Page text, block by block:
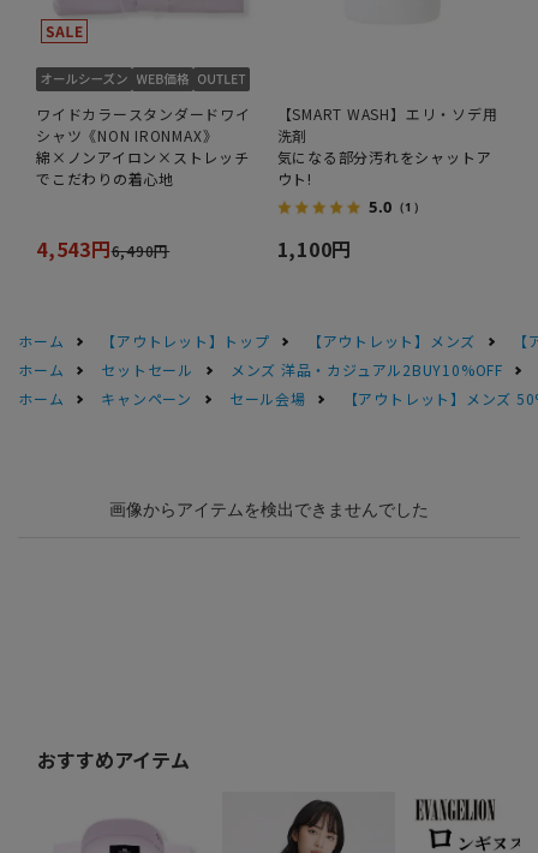
ワイドカラースタンダードワイ
シャツ《NON IRONMAX》
綿×ノンアイロン×ストレッチ
でこだわりの着心地
4,543円6,490円
【SMART WASH】エリ・ソデ用
洗剤
気になる部分汚れをシャットア
ウト!
5.0 （1）
1,100円
ホーム 【アウトレット】トップ 【アウトレット】メンズ
ホーム
セットセール
メンズ 洋品・カジュアル2BUY10%OFF
ホーム
キャンペーン セール会場 【アウトレット】メンズ